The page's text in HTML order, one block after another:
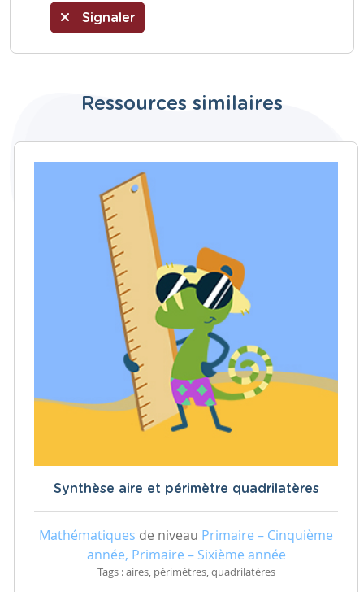
Signaler
Ressources similaires
Synthèse aire et périmètre quadrilatères
Mathématiques de niveau Primaire – Cinquième
année, Primaire – Sixième année
Tags : aires, périmètres, quadrilatères